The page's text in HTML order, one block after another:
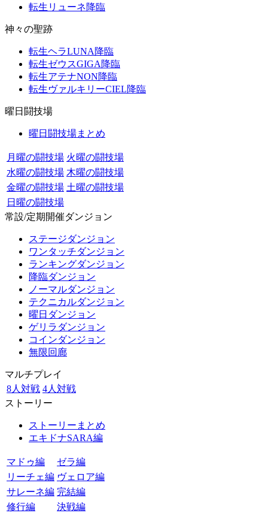
転生リューネ降臨
神々の聖跡
転生ヘラLUNA降臨
転生ゼウスGIGA降臨
転生アテナNON降臨
転生ヴァルキリーCIEL降臨
曜日闘技場
曜日闘技場まとめ
月曜の闘技場 火曜の闘技場
水曜の闘技場 木曜の闘技場
金曜の闘技場 土曜の闘技場
日曜の闘技場
常設/定期開催ダンジョン
ステージダンジョン
ワンタッチダンジョン
ランキングダンジョン
降臨ダンジョン
ノーマルダンジョン
テクニカルダンジョン
曜日ダンジョン
ゲリラダンジョン
コインダンジョン
無限回廊
マルチプレイ
8人対戦 4人対戦
ストーリー
ストーリーまとめ
エキドナSARA編
マドゥ編
ゼラ編
リーチェ編 ヴェロア編
サレーネ編 完結編
修行編
決戦編